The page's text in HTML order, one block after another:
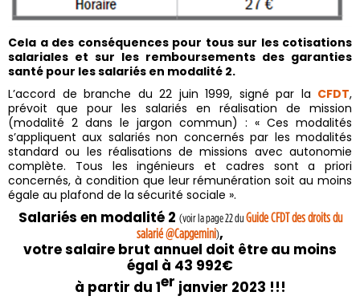
Cela a des conséquences pour tous sur les cotisations
salariales et sur les remboursements des garanties
santé pour les salariés en modalité 2.
L’accord de branche du 22 juin 1999, signé par la CFDT,
prévoit que pour les salariés en réalisation de mission
(modalité 2 dans le jargon commun) : « Ces modalités
s’appliquent aux salariés non concernés par les modalités
standard ou les réalisations de missions avec autonomie
complète. Tous les ingénieurs et cadres sont a priori
concernés, à condition que leur rémunération soit au moins
égale au plafond de la sécurité sociale ».
Salariés en modalité 2 (voir la page 22 du Guide CFDT des droits du
salarié @Capgemini),
votre salaire brut annuel doit être au moins
égal à 43 992€
à partir du 1er janvier 2023 !!!